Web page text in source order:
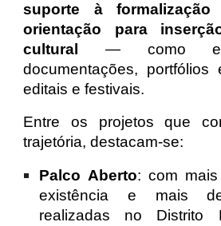
suporte à
orientação para
cultural
— como
documentações, portfólios
editais e festivais.
Entre os projetos que
trajetória, destacam-se:
Palco Aberto: com
existência e mais
realizadas no Distrito